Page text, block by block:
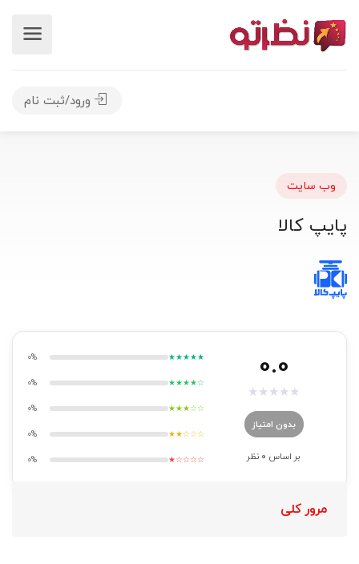
ورود/ثبت نام
وب سایت
پایپ کالا
0.0
★
★
★
★
★
بدون امتیاز
بر اساس 0 نظر
★★★★★
0%
★★★★☆
0%
★★★☆☆
0%
★★☆☆☆
0%
★☆☆☆☆
0%
مرور کلی